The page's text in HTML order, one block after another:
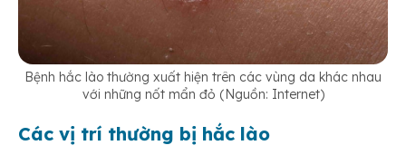
Bệnh hắc lào thường xuất hiện trên các vùng da khác nhau
với những nốt mẩn đỏ (Nguồn: Internet)
Các vị trí thường bị hắc lào